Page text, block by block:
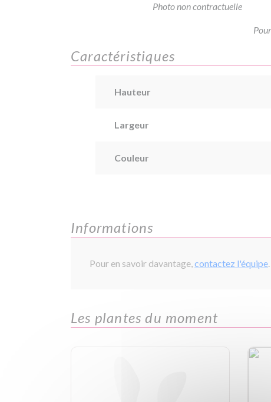
Photo non contractuelle
Caractéristiques
Hauteur
Largeur
Couleur
Informations
Pour en savoir davantage,contactez l'équipe.
Les plantes du moment